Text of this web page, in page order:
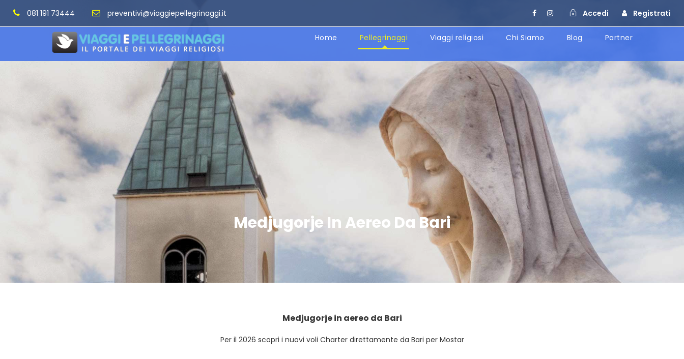
081 191 73444 preventivi@viaggiepellegrinaggi.it Accedi Registrati
Home Pellegrinaggi Viaggi religiosi Chi Siamo Blog Partner
Medjugorje In Aereo Da Bari
Medjugorje in aereo da Bari
Per il 2026 scopri i nuovi voli Charter direttamente da Bari per Mostar